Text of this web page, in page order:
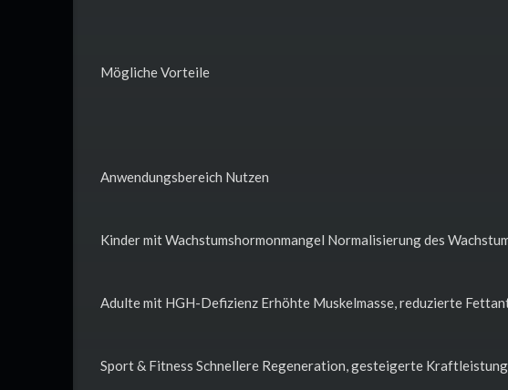
Mögliche Vorteile
Anwendungsbereich Nutzen
Kinder mit Wachstumshormonmangel Normalisierung des
Adulte mit HGH-Defizienz Erhöhte Muskelmasse, reduzierte
Sport & Fitness Schnellere Regeneration, gesteigerte